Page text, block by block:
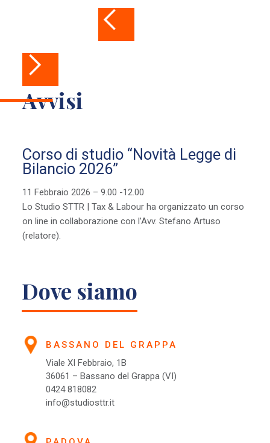
Avvisi
Corso di studio “Novità Legge di
Bilancio 2026”
11 Febbraio 2026 – 9.00 -12.00
Lo Studio STTR | Tax & Labour ha organizzato un corso
on line in collaborazione con l’Avv. Stefano Artuso
(relatore).
Dove siamo
BASSANO DEL GRAPPA
Viale XI Febbraio, 1B
36061 – Bassano del Grappa (VI)
0424 818082
info@studiosttr.it